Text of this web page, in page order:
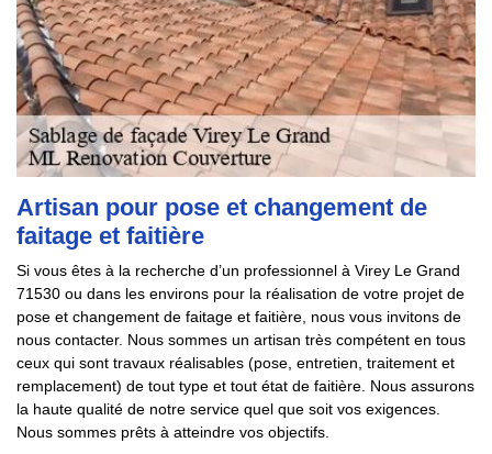
Artisan pour pose et changement de
faitage et faitière
Si vous êtes à la recherche d’un professionnel à Virey Le Grand
71530 ou dans les environs pour la réalisation de votre projet de
pose et changement de faitage et faitière, nous vous invitons de
nous contacter. Nous sommes un artisan très compétent en tous
ceux qui sont travaux réalisables (pose, entretien, traitement et
remplacement) de tout type et tout état de faitière. Nous assurons
la haute qualité de notre service quel que soit vos exigences.
Nous sommes prêts à atteindre vos objectifs.